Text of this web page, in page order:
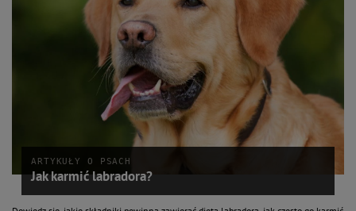
ARTYKUŁY O PSACH
Jak karmić labradora?